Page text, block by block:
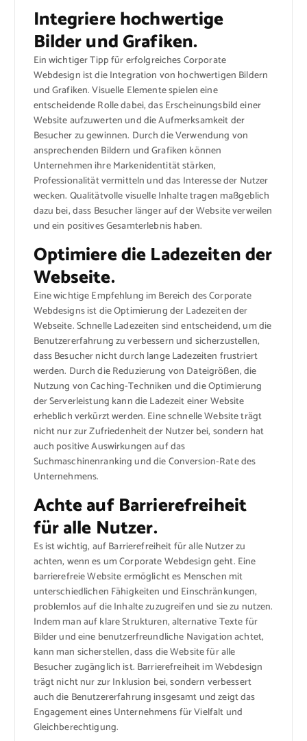
Integriere hochwertige
Bilder und Grafiken.
Ein wichtiger Tipp für erfolgreiches Corporate
Webdesign ist die Integration von hochwertigen Bildern
und Grafiken. Visuelle Elemente spielen eine
entscheidende Rolle dabei, das Erscheinungsbild einer
Website aufzuwerten und die Aufmerksamkeit der
Besucher zu gewinnen. Durch die Verwendung von
ansprechenden Bildern und Grafiken können
Unternehmen ihre Markenidentität stärken,
Professionalität vermitteln und das Interesse der Nutzer
wecken. Qualitätvolle visuelle Inhalte tragen maßgeblich
dazu bei, dass Besucher länger auf der Website verweilen
und ein positives Gesamterlebnis haben.
Optimiere die Ladezeiten der
Webseite.
Eine wichtige Empfehlung im Bereich des Corporate
Webdesigns ist die Optimierung der Ladezeiten der
Webseite. Schnelle Ladezeiten sind entscheidend, um die
Benutzererfahrung zu verbessern und sicherzustellen,
dass Besucher nicht durch lange Ladezeiten frustriert
werden. Durch die Reduzierung von Dateigrößen, die
Nutzung von Caching-Techniken und die Optimierung
der Serverleistung kann die Ladezeit einer Website
erheblich verkürzt werden. Eine schnelle Website trägt
nicht nur zur Zufriedenheit der Nutzer bei, sondern hat
auch positive Auswirkungen auf das
Suchmaschinenranking und die Conversion-Rate des
Unternehmens.
Achte auf Barrierefreiheit
für alle Nutzer.
Es ist wichtig, auf Barrierefreiheit für alle Nutzer zu
achten, wenn es um Corporate Webdesign geht. Eine
barrierefreie Website ermöglicht es Menschen mit
unterschiedlichen Fähigkeiten und Einschränkungen,
problemlos auf die Inhalte zuzugreifen und sie zu nutzen.
Indem man auf klare Strukturen, alternative Texte für
Bilder und eine benutzerfreundliche Navigation achtet,
kann man sicherstellen, dass die Website für alle
Besucher zugänglich ist. Barrierefreiheit im Webdesign
trägt nicht nur zur Inklusion bei, sondern verbessert
auch die Benutzererfahrung insgesamt und zeigt das
Engagement eines Unternehmens für Vielfalt und
Gleichberechtigung.